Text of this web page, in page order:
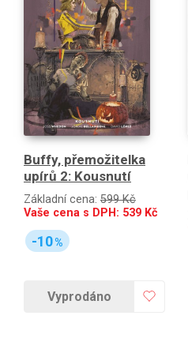
Buffy, přemožitelka
upírů 2: Kousnutí
Základní cena: 599 Kč
Vaše cena s DPH: 539 Kč
-10%
Vyprodáno